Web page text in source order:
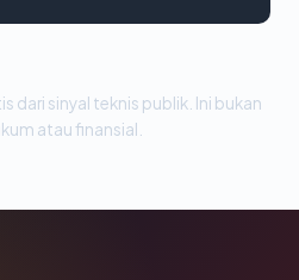
dari sinyal teknis publik. Ini bukan
atau finansial.